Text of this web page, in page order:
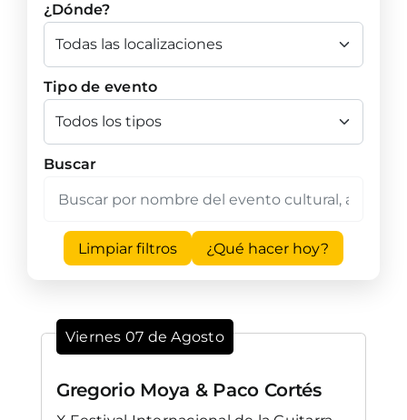
¿Dónde?
Tipo de evento
Buscar
Limpiar filtros ¿Qué hacer hoy?
Viernes 07 de Agosto
Gregorio Moya & Paco Cortés